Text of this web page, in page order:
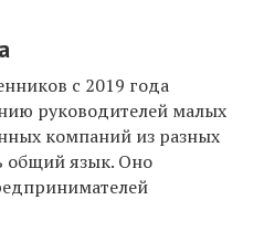
с 2019 года
руководителей малых
компаний из разных
общий язык. Оно